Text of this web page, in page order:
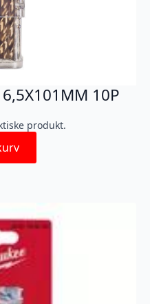
6,5X101MM 10P
produkt.